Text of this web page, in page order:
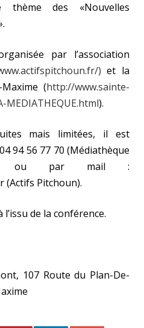
thème des «Nouvelles
par l’association
) et la
(http://www.sainte-
).
mais limitées, il est
94 56 77 70 (Médiathèque
ou par mail :
(Actifs Pitchoun).
de la conférence.
107 Route du Plan-De-